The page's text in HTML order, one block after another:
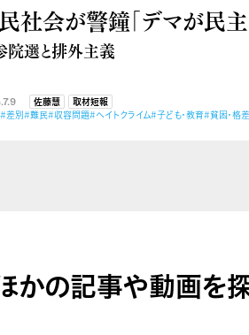
社会が警鐘「デマが民
選と排外主義
佐藤慧
取材短報
#差別#難民#収容問題#ヘイトクライム#子ども・教育#貧困・格差
かの記事や動画を